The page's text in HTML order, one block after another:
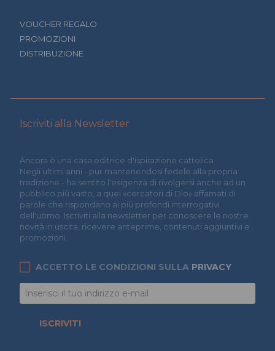
VOUCHER REGALO
PROMOZIONI
DISTRIBUZIONE
Iscriviti alla Newsletter
Àncora è una casa editrice d'ispirazione cattolica.
Negli ultimi anni - pur mantenendosi fedele alla propria
tradizione - ha sentito l'esigenza di rivolgersi anche ad un
pubblico più vasto, a quei «cercatori di Dio» affamati di
parole che rispondano ai più profondi interrogativi
dell'uomo. Iscriviti alla newsletter per conoscere le nostre
novità in uscita, ricevere anteprime, contenuti aggiuntivi e
promozioni.
ACCETTO LE CONDIZIONI SULLA PRIVACY
ISCRIVITI